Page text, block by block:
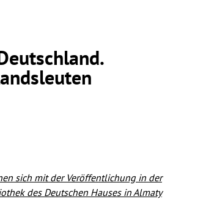
sich mit der Veröffentlichung in der
des Deutschen Hauses in Almaty